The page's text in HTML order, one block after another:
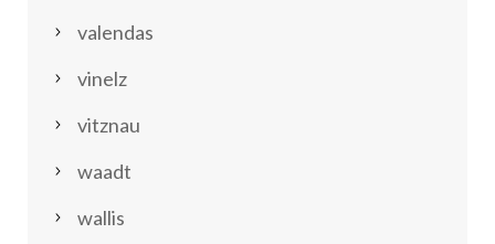
valendas
vinelz
vitznau
waadt
wallis